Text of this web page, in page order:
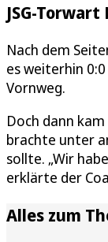
JSG-
Nach dem
es weiterhin
Vornweg.
Doch dann
brachte unter
sollte. „Wir
erklärte der
Alles zum